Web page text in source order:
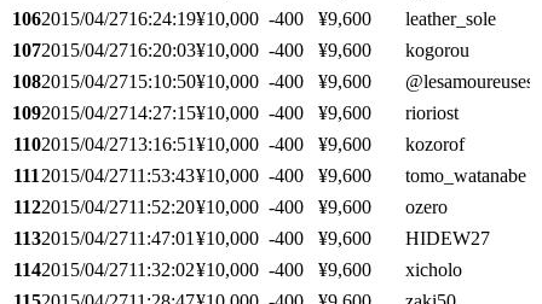
1062015/04/2716:24:19¥10,000 -400 ¥9,600
leather_sole
1072015/04/2716:20:03¥10,000 -400 ¥9,600
kogorou
1082015/04/2715:10:50¥10,000 -400 ¥9,600
@lesamoureuses
1092015/04/2714:27:15¥10,000 -400 ¥9,600
rioriost
1102015/04/2713:16:51¥10,000 -400 ¥9,600
kozorof
111 2015/04/2711:53:43¥10,000 -400 ¥9,600
tomo_watanabe
1122015/04/2711:52:20¥10,000 -400 ¥9,600
ozero
1132015/04/2711:47:01 ¥10,000 -400 ¥9,600
HIDEW27
1142015/04/2711:32:02¥10,000 -400 ¥9,600
xicholo